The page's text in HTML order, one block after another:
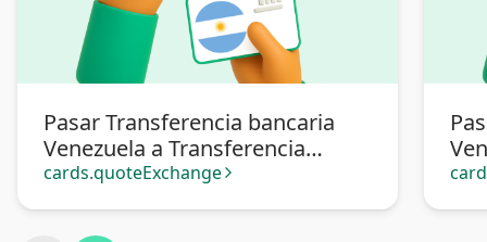
Pasar Transferencia bancaria
Venezuela a Transferencia
bancaria Argentina
cards.quoteExchange arrow_forward_ios